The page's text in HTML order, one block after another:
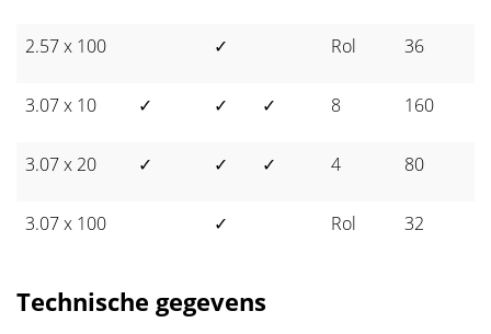
2.57 x 100 ✓ Rol 36
3.07 x 10 ✓ ✓ ✓ 8 160
3.07 x 20 ✓ ✓ ✓ 4 80
3.07 x 100 ✓ Rol 32
Technische gegevens